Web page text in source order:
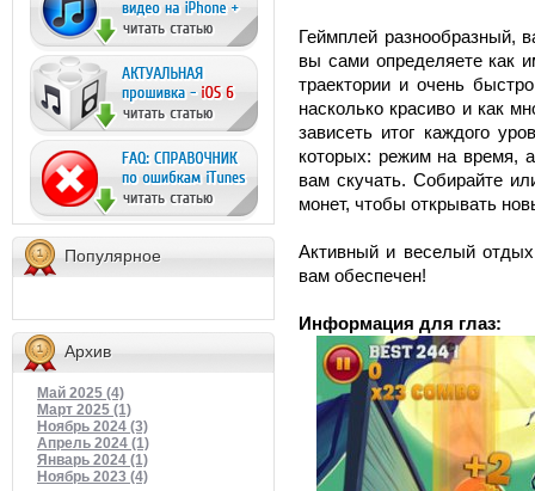
Популярное
Архив
Май 2025 (4)
Март 2025 (1)
Ноябрь 2024 (3)
Апрель 2024 (1)
Январь 2024 (1)
Ноябрь 2023 (4)
Геймплей разнообразный,
вы сами определяете как
траектории и очень
насколько красиво и как
зависеть итог каждого
которых: режим на время,
вам скучать. Собирайте
монет, чтобы открывать
Активный и веселый
вам обеспечен!
Информация для глаз: